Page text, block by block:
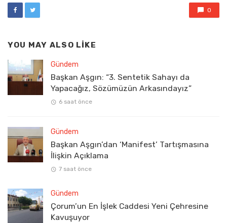
0
YOU MAY ALSO LIKE
Gündem
Başkan Aşgın: “3. Sentetik Sahayı da
Yapacağız, Sözümüzün Arkasındayız”
6 saat önce
Gündem
Başkan Aşgın’dan ‘Manifest’ Tartışmasına
İlişkin Açıklama
7 saat önce
Gündem
Çorum’un En İşlek Caddesi Yeni Çehresine
Kavuşuyor